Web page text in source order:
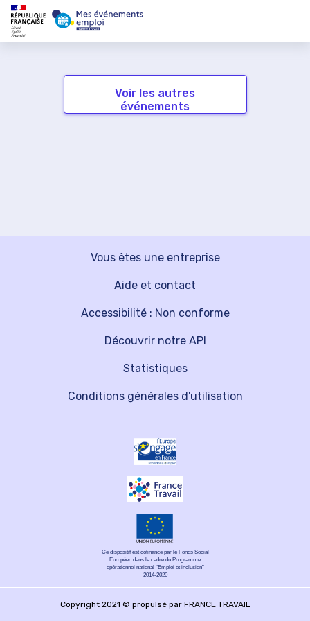
Voir les autres
événements
Vous êtes une entreprise
Découvrir notre API
Aide et contact
Statistiques
Accessibilité : Non conforme
Conditions générales d'utilisation
Ce dispositif est cofinancé par le Fonds Social
Européen dans le cadre du Programme
opérationnel national "Emploi et inclusion"
2014-2020
Copyright 2021 © propulsé par FRANCE TRAVAIL